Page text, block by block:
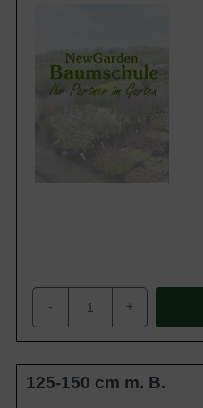
- +
125-150 cm m. B.